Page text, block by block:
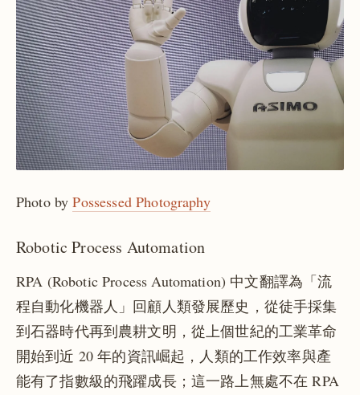
Photo byPossessed Photography
Robotic Process Automation
RPA (Robotic Process Automation) 中文翻譯為「流
程自動化機器人」回顧人類發展歷史，從徒手採集
到石器時代再到農耕文明，從上個世紀的工業革命
開始到近 20 年的資訊崛起，人類的工作效率與產
能有了指數級的飛躍成長；這一路上無處不在 RPA